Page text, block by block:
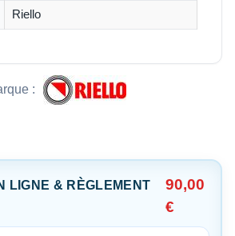
Riello
:
LIGNE & RÈGLEMENT
90,00
€